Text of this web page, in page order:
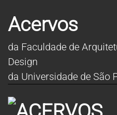
Acervos
da Faculdade de
Design
da Universidade de São